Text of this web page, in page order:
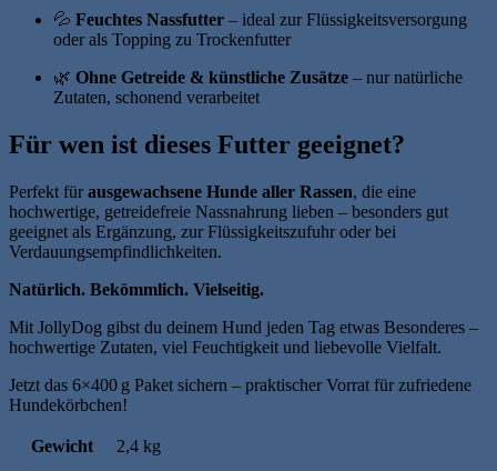
💦 Feuchtes Nassfutter – ideal zur Flüssigkeitsversorgung
oder als Topping zu Trockenfutter
🌿 Ohne Getreide & künstliche Zusätze – nur natürliche
Zutaten, schonend verarbeitet
Für wen ist dieses Futter geeignet?
Perfekt fürausgewachsene Hunde aller Rassen, die eine
hochwertige, getreidefreie Nassnahrung lieben – besonders gut
geeignet als Ergänzung, zur Flüssigkeitszufuhr oder bei
Verdauungsempfindlichkeiten.
Natürlich. Bekömmlich. Vielseitig.
Mit JollyDog gibst du deinem Hund jeden Tag etwas Besonderes –
hochwertige Zutaten, viel Feuchtigkeit und liebevolle Vielfalt.
Jetzt das 6×400 g Paket sichern – praktischer Vorrat für zufriedene
Hundekörbchen!
Gewicht 2,4 kg